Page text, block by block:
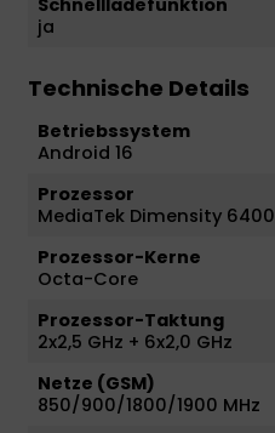
Schnellladefunktion
ja
Technische Details
Betriebssystem
Android 16
Prozessor
MediaTek Dimensity 6400
Prozessor-Kerne
Octa-Core
Prozessor-Taktung
2x2,5 GHz + 6x2,0 GHz
Netze (GSM)
850/900/1800/1900 MHz